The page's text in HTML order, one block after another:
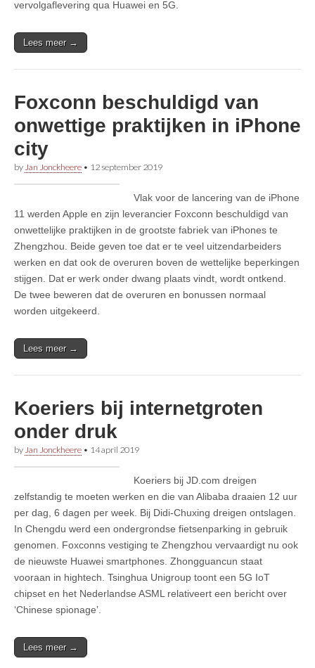
vervolgaflevering qua Huawei en 5G.
Lees meer →
Foxconn beschuldigd van
onwettige praktijken in iPhone
city
by Jan Jonckheere • 12 september 2019
Vlak voor de lancering van de iPhone
11 werden Apple en zijn leverancier Foxconn beschuldigd van
onwettelijke praktijken in de grootste fabriek van iPhones te
Zhengzhou. Beide geven toe dat er te veel uitzendarbeiders
werken en dat ook de overuren boven de wettelijke beperkingen
stijgen. Dat er werk onder dwang plaats vindt, wordt ontkend.
De twee beweren dat de overuren en bonussen normaal
worden uitgekeerd.
Lees meer →
Koeriers bij internetgroten
onder druk
by Jan Jonckheere • 14 april 2019
Koeriers bij JD.com dreigen
zelfstandig te moeten werken en die van Alibaba draaien 12 uur
per dag, 6 dagen per week. Bij Didi-Chuxing dreigen ontslagen.
In Chengdu werd een ondergrondse fietsenparking in gebruik
genomen. Foxconns vestiging te Zhengzhou vervaardigt nu ook
de nieuwste Huawei smartphones. Zhongguancun staat
vooraan in hightech. Tsinghua Unigroup toont een 5G IoT
chipset en het Nederlandse ASML relativeert een bericht over
‘Chinese spionage’.
Lees meer →